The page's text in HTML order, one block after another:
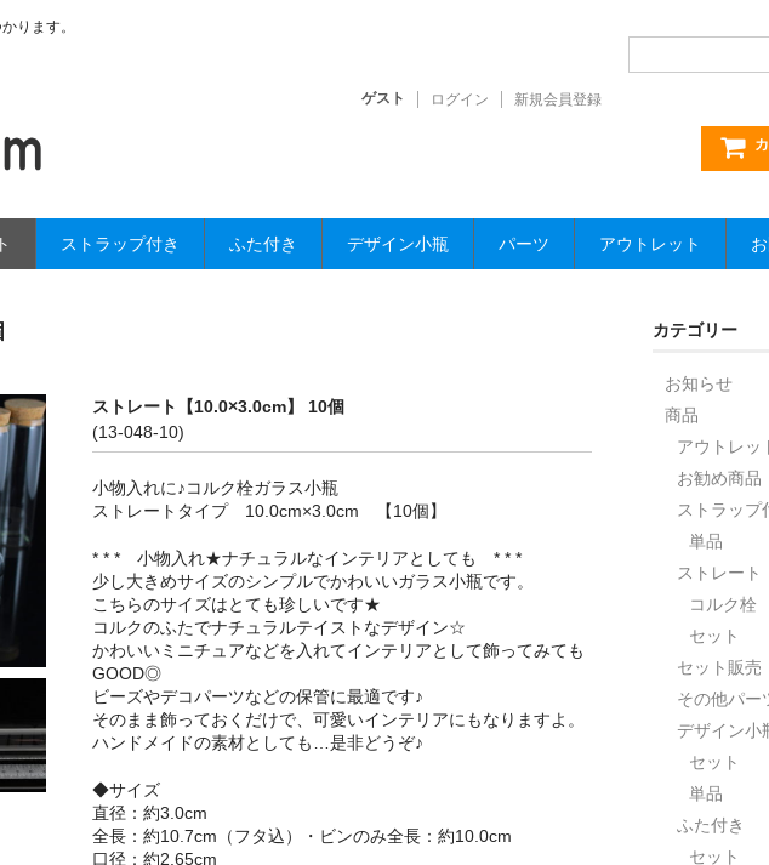
ります。
ゲスト ログイン 新規会員登録
ストラップ付き ふた付き デザイン小瓶 パーツ アウトレット
ストレート【10.0×3.0cm】 10個
(13-048-10)
小物入れに♪コルク栓ガラス小瓶
ストレートタイプ 10.0cm×3.0cm 【10個】
* * * 小物入れ★ナチュラルなインテリアとしても * * *
少し大きめサイズのシンプルでかわいいガラス小瓶です。
こちらのサイズはとても珍しいです★
コルクのふたでナチュラルテイストなデザイン☆
かわいいミニチュアなどを入れてインテリアとして飾ってみても
GOOD◎
ビーズやデコパーツなどの保管に最適です♪
そのまま飾っておくだけで、可愛いインテリアにもなりますよ。
ハンドメイドの素材としても…是非どうぞ♪
◆サイズ
直径：約3.0cm
全長：約10.7cm（フタ込）・ビンのみ全長：約10.0cm
口径：約2.65cm
カテゴリー
お知らせ
商品
アウトレッ
お勧め商品
ストラップ
単品
ストレート
コルク栓
セット
セット販売
その他パー
デザイン小
セット
単品
ふた付き
セット